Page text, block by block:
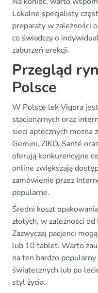
Lokalne specjalisty
preparaty w zależności
co świadczy o
zaburzeń erekcji.
Przegląd
Polsce
W Polsce lek Vigora
stacjonarnych oraz
sieci aptecznych można
Gemini, ZIKO, Santé
oferują konkurencyjne
online zwiększają
zamówienie przez
popularne.
Średni koszt
złotych, w zależności
Zazwyczaj pacjenci
lub 10 tablet. Warto
na ten bardzo
świątecznych lub po
styl życia.